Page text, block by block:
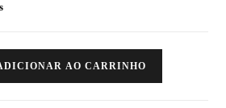
AO CARRINHO